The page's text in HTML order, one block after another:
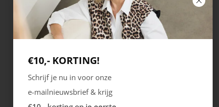
€10,- KORTING!
Schrijf je nu in voor onze
e-mailnieuwsbrief & krijg